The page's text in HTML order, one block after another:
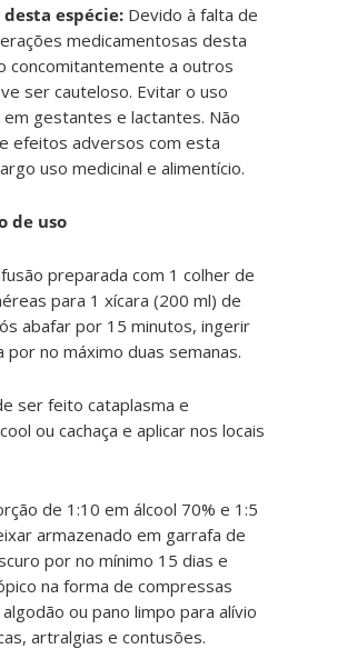
espécie: Devido à falta de
medicamentosas desta
concomitantemente a outros
ser cauteloso. Evitar o uso
gestantes e lactantes. Não
efeitos adversos com esta
uso medicinal e alimentício.
de uso
preparada com 1 colher de
para 1 xícara (200 ml) de
abafar por 15 minutos, ingerir
no máximo duas semanas.
ser feito cataplasma e
ou cachaça e aplicar nos locais
de 1:10 em álcool 70% e 1:5
armazenado em garrafa de
por no mínimo 15 dias e
na forma de compressas
ou pano limpo para alívio
artralgias e contusões.